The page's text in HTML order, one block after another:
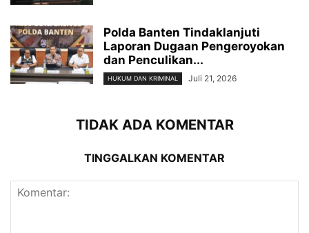
Polda Banten Tindaklanjuti
Laporan Dugaan Pengeroyokan
dan Penculikan...
HUKUM DAN KRIMINAL Juli 21, 2026
TIDAK ADA KOMENTAR
TINGGALKAN KOMENTAR